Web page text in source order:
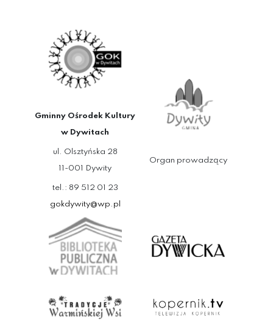
Gminny Ośrodek Kultury
w Dywitach
ul. Olsztyńska 28
11-001 Dywity
tel.: 89 512 01 23
gokdywity@wp.pl
Organ prowadzący